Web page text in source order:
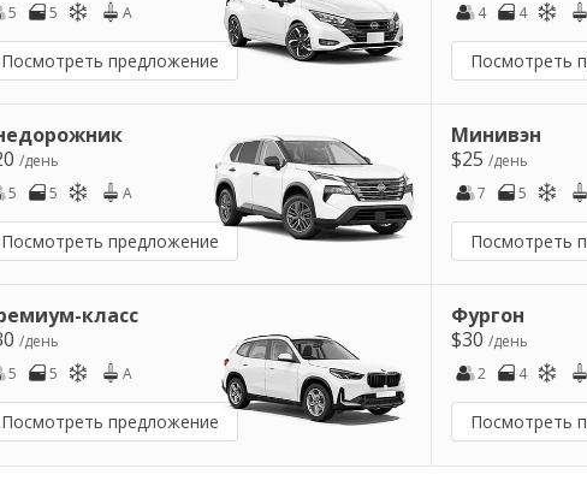
5
5 A
Посмотреть предложение
4
4
Посмотреть
/день
5
5 A
Посмотреть предложение
Минивэн
$25 /день
7
5
Посмотреть
класс
/день
5
5 A
Посмотреть предложение
Фургон
$30 /день
2
4
Посмотреть